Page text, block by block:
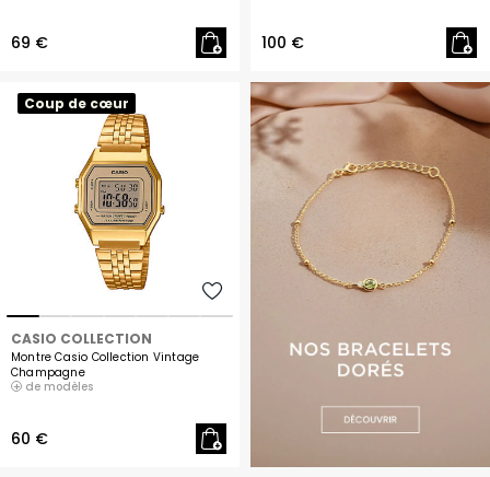
69 € 100 €
Coup de cœur
CASIO COLLECTION
Montre Casio Collection Vintage
Champagne
de modèles
60 €